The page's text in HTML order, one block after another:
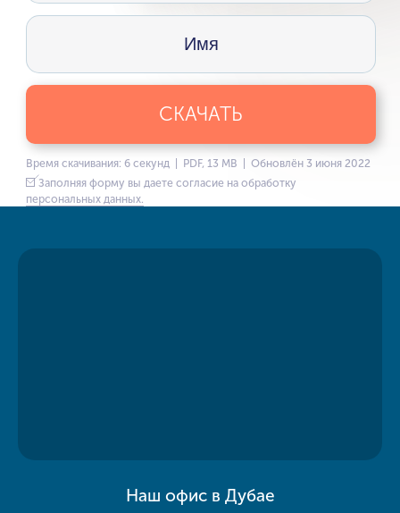
СКАЧАТЬ
Время скачивания: 6 секунд | PDF, 13 MB | Обновлён 3 июня 2022
Заполняя форму вы даете согласие на обработку
персональных данных.
Наш офис в Дубае